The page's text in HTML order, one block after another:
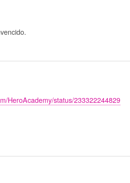
HeroAcademy/status/233322244829